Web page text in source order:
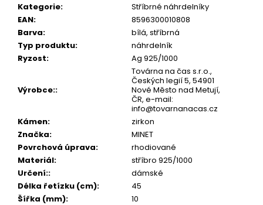
Kategorie:
Stříbrné náhrdelníky
EAN:
8596300010808
Barva:
bílá, stříbrná
Typ produktu:
náhrdelník
Ryzost: Ag 925/1000
Výrobce::
Továrna na čas s.r.o.,
Českých legií 5, 54901
Nové Město nad Metují,
ČR, e-mail:
info@tovarnanacas.cz
Kámen:
zirkon
Značka:
MINET
Povrchová úprava:
rhodiované
Materiál:
stříbro 925/1000
Určení::
dámské
Délka řetízku (cm):
45
Šířka (mm):
10
u
č
u
m